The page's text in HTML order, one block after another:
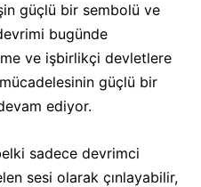
güçlü bir sembolü ve
bugünde
ve işbirlikçi devletlere
güçlü bir
ediyor.
sadece devrimci
sesi olarak çınlayabilir,